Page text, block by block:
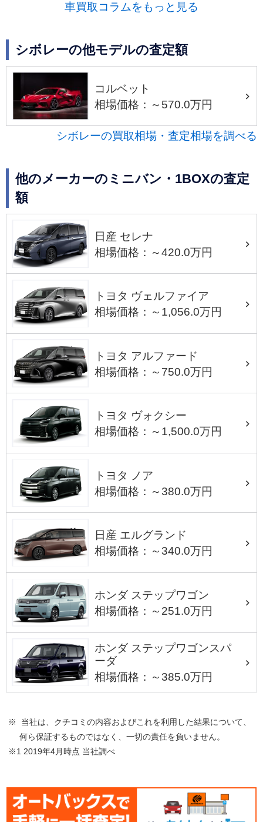
車買取コラムをもっと見る
シボレーの他モデルの査定額
コルベット
相場価格：～570.0万円
シボレーの買取相場・査定相場を調べる
他のメーカーのミニバン・1BOXの査定
額
日産 セレナ
相場価格：～420.0万円
トヨタ ヴェルファイア
相場価格：～1,056.0万円
トヨタ アルファード
相場価格：～750.0万円
トヨタ ヴォクシー
相場価格：～1,500.0万円
トヨタ ノア
相場価格：～380.0万円
日産 エルグランド
相場価格：～340.0万円
ホンダ ステップワゴン
相場価格：～251.0万円
ホンダ ステップワゴンスパ
ーダ
相場価格：～385.0万円
※ 当社は、クチコミの内容およびこれを利用した結果について、
何ら保証するものではなく、一切の責任を負いません。
※1 2019年4月時点 当社調べ